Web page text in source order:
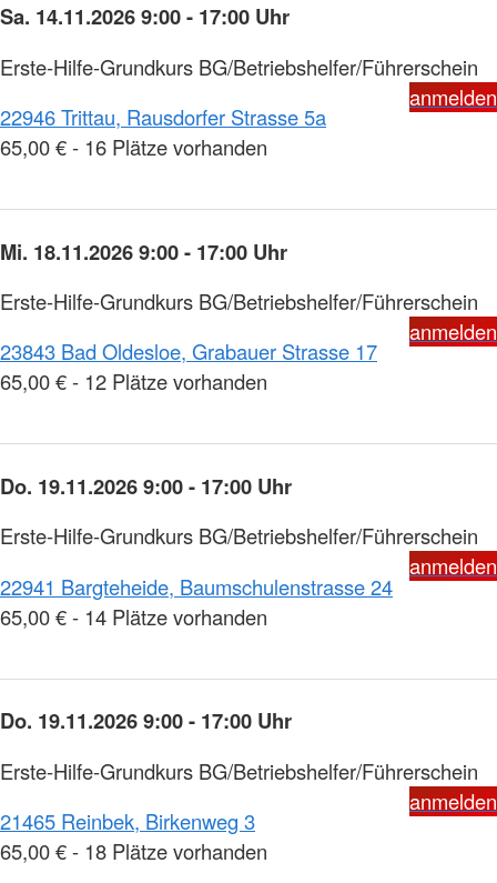
Sa. 14.11.2026 9:00 - 17:00 Uhr
Erste-Hilfe-Grundkurs BG/Betriebshelfer/Führerschein
anmelden
22946 Trittau, Rausdorfer Strasse 5a
65,00 € - 16 Plätze vorhanden
Mi. 18.11.2026 9:00 - 17:00 Uhr
Erste-Hilfe-Grundkurs BG/Betriebshelfer/Führerschein
anmelden
23843 Bad Oldesloe, Grabauer Strasse 17
65,00 € - 12 Plätze vorhanden
Do. 19.11.2026 9:00 - 17:00 Uhr
Erste-Hilfe-Grundkurs BG/Betriebshelfer/Führerschein
anmelden
22941 Bargteheide, Baumschulenstrasse 24
65,00 € - 14 Plätze vorhanden
Do. 19.11.2026 9:00 - 17:00 Uhr
Erste-Hilfe-Grundkurs BG/Betriebshelfer/Führerschein
anmelden
21465 Reinbek, Birkenweg 3
65,00 € - 18 Plätze vorhanden